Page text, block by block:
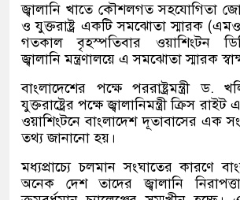
জ্বালানি খাতে কৌশলগত সহযোগিতা
ও যুক্তরাষ্ট্র একটি সমঝোতা স্মারক
গতকাল বৃহস্পতিবার ওয়াশিংটন
জ্বালানি মন্ত্রণালয়ে এ সমঝোতা স্মারক
বাংলাদেশের পক্ষে পররাষ্ট্রমন্ত্রী
যুক্তরাষ্ট্রের পক্ষে জ্বালানিমন্ত্রী ক্রিস
ওয়াশিংটনে বাংলাদেশ দূতাবাসের এক
তথ্য জানানো হয়।
মধ্যপ্রাচ্যে চলমান সংঘাতের কারণে
অনেক দেশ তাদের জ্বালানি